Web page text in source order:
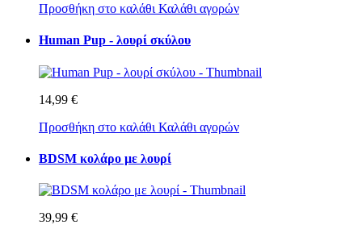
Προσθήκη στο καλάθι Καλάθι αγορών
Human Pup - λουρί σκύλου
14,99 €
Προσθήκη στο καλάθι Καλάθι αγορών
BDSM κολάρο με λουρί
39,99 €